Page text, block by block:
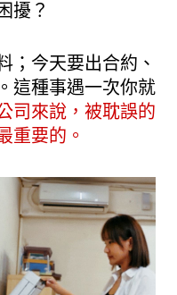
擾？
；今天要出合約、
這種事遇一次你就
司來說，被耽誤的
重要的。